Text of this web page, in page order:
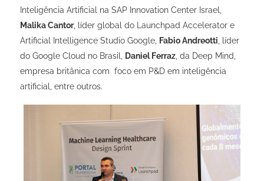
Inteligência Artificial na SAP Innovation Center Israel,
Malika Cantor, líder global do Launchpad Accelerator e
Artificial Intelligence Studio Google,
Fabio Andreotti , líder
do Google Cloud no Brasil,
Daniel Ferraz, da Deep Mind,
empresa britânica com foco em P&D em inteligência
artificial, entre outros.